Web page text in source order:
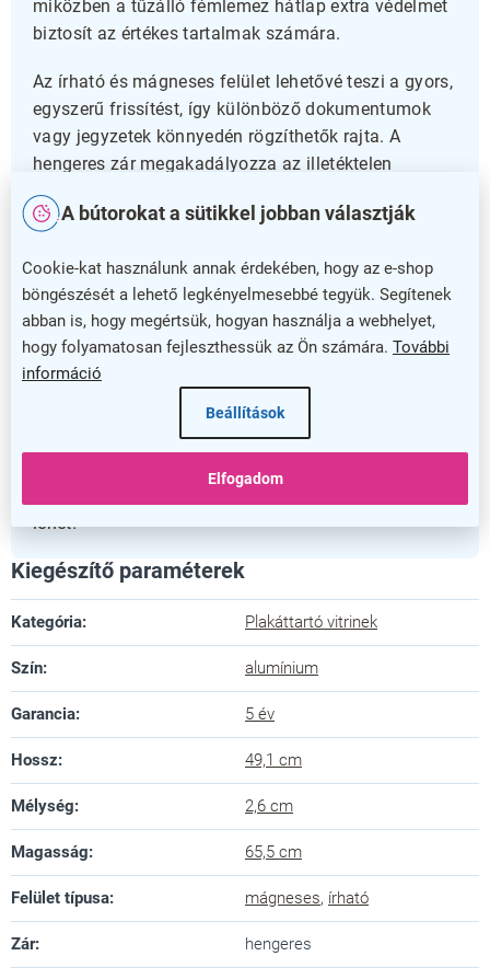
A bútorokat a sütikkel jobban választják
Cookie-kat használunk annak érdekében, hogy az e-shop
böngészését a lehető legkényelmesebbé tegyük. Segítenek
abban is, hogy megértsük, hogyan használja a webhelyet,
hogy folyamatosan fejleszthessük az Ön számára. További
információ
Beállítások
Elfogadom
miközben a tűzálló fémlemez hátlap extra védelmet
biztosít az értékes tartalmak számára.
Az írható és mágneses felület lehetővé teszi a gyors,
egyszerű frissítést, így különböző dokumentumok
vagy jegyzetek könnyedén rögzíthetők rajta. A
hengeres zár megakadályozza az illetéktelen
hozzáférést, ezáltal növelve a tartalom biztonságát.
Könnyű és praktikus használat
Szárnyas ajtaja megkönnyíti a belső tartalom
cseréjét, így időt és energiát takaríthat meg.
Kompakt mérete miatt tökéletes választás irodákba,
iskolákba vagy közösségi helyiségekbe, ahol fontos
az áttekinthető és rendezett információközlés.
Válassza ezt a megbízható, hosszú távon
használható információs kirakatot, amely minden
lehet!
Kiegészítő paraméterek
Kategória: Plakáttartó vitrinek
Szín: alumínium
Garancia: 5 év
Hossz: 49,1 cm
Mélység: 2,6 cm
Magasság: 65,5 cm
Felület típusa: mágneses, írható
Zár: hengeres